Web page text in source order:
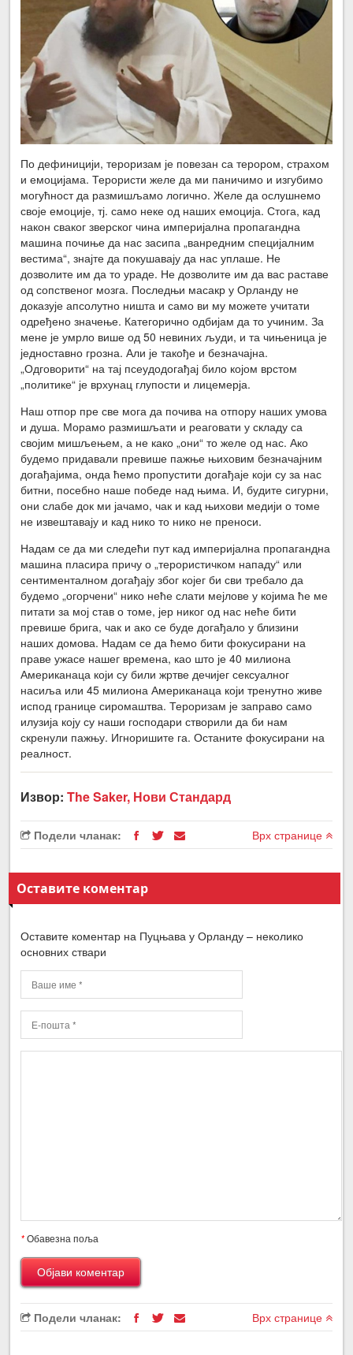
По дефиницији, тероризам је повезан са терором, страхом
и емоцијама. Терористи желе да ми паничимо и изгубимо
могућност да размишљамо логично. Желе да ослушнемо
своје емоције, тј. само неке од наших емоција. Стога, кад
након сваког зверског чина империјална пропагандна
машина почиње да нас засипа „ванредним специјалним
вестима“, знајте да покушавају да нас уплаше. Не
дозволите им да то ураде. Не дозволите им да вас раставе
од сопственог мозга. Последњи масакр у Орланду не
доказује апсолутно ништа и само ви му можете учитати
одређено значење. Категорично одбијам да то учиним. За
мене је умрло више од 50 невиних људи, и та чињеница је
једноставно грозна. Али је такође и безначајна.
„Одговорити“ на тај псеудодогађај било којом врстом
„политике“ је врхунац глупости и лицемерја.
Наш отпор пре све мога да почива на отпору наших умова
и душа. Морамо размишљати и реаговати у складу са
својим мишљењем, а не како „они“ то желе од нас. Ако
будемо придавали превише пажње њиховим безначајним
догађајима, онда ћемо пропустити догађаје који су за нас
битни, посебно наше победе над њима. И, будите сигурни,
они слабе док ми јачамо, чак и кад њихови медији о томе
не извештавају и кад нико то нико не преноси.
Надам се да ми следећи пут кад империјална пропагандна
машина пласира причу о „терористичком нападу“ или
сентименталном догађају због којег би сви требало да
будемо „огорчени“ нико неће слати мејлове у којима ће ме
питати за мој став о томе, јер никог од нас неће бити
превише брига, чак и ако се буде догађало у близини
наших домова. Надам се да ћемо бити фокусирани на
праве ужасе нашег времена, као што је 40 милиона
Американаца који су били жртве дечијег сексуалног
насиља или 45 милиона Американаца који тренутно живе
испод границе сиромаштва. Тероризам је заправо само
илузија коју су наши господари створили да би нам
скренули пажњу. Игноришите га. Останите фокусирани на
реалност.
Извор:The Saker, Нови Стандард
Подели чланак: Врх странице
Оставите коментар
Оставите коментар на Пуцњава у Орланду – неколико
основних ствари
*Обавезна поља
Подели чланак: Врх странице